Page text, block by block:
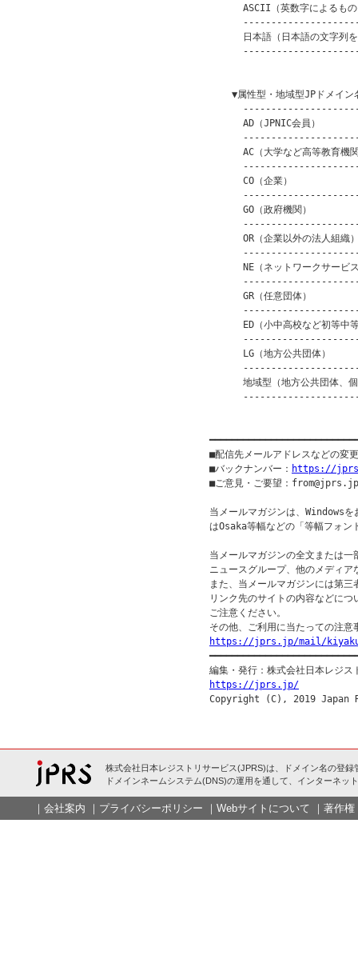
ASCII（英数字によるも
日本語（日本語の文字列
▼属性型・地域型JPドメイン
AD（JPNIC会員）
AC（大学など高等教育
CO（企業）
GO（政府機関）
OR（企業以外の法人組
NE（ネットワークサー
GR（任意団体）
ED（小中高校など初等中
LG（地方公共団体）
地域型（地方公共団体、
■配信先メールアドレスなどの変
■バックナンバー： https://
■ご意見・ご要望：from@jprs.jp
当メールマガジンは、Windowsを
はOsaka等幅などの「等幅フォン
当メールマガジンの全文または一
ニュースグループ、他のメディ
また、当メールマガジンには第
リンク先のサイトの内容などに
ご注意ください。
https://jprs.jp/mail/
https://jprs.jp/
株式会社日本レジストリサービス(JPRS)は、ドメイン名の登録
ドメインネームシステム(DNS)の運用を通して、インターネッ
｜ 会社案内 ｜ プライバシーポリシー ｜ Webサイトについて ｜ 著作権